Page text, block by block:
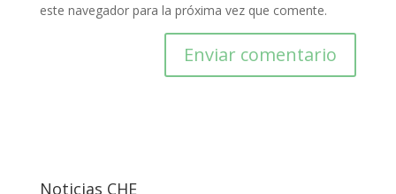
este navegador para la próxima vez que comente.
Noticias CHE